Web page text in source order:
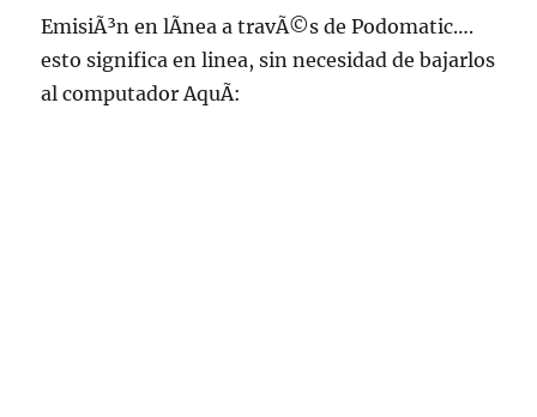
EmisiÃ³n en lÃ­nea a travÃ©s de Podomatic….
esto significa en linea, sin necesidad de bajarlos
al computador AquÃ­: